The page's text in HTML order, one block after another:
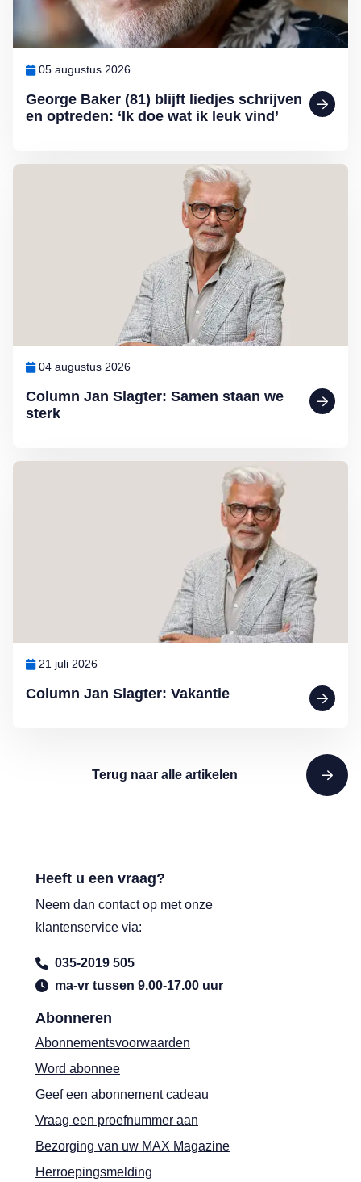
George Baker (81) blijft liedjes schrijven
en optreden: ‘Ik doe wat ik leuk vind’
05 augustus 2026
Column Jan Slagter: Samen staan we
sterk
04 augustus 2026
Lees meer over Column Jan Slagter: Samen staan we sterk
Column Jan Slagter: Vakantie
21 juli 2026
Lees meer over Column Jan Slagter: Vakantie
Terug naar alle artikelen
Abonneren
Abonnementsvoorwaarden
Word abonnee
Geef een abonnement cadeau
Vraag een proefnummer aan
Bezorging van uw MAX Magazine
Herroepingsmelding
Heeft u een vraag?
Neem dan contact op met onze
klantenservice via:
035-2019 505
ma-vr tussen 9.00-17.00 uur